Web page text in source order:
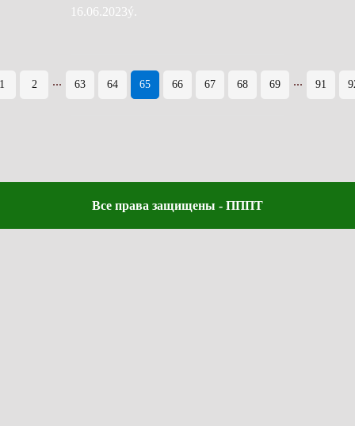
16.06.2023ý.
2 ... 63 64 65 66 67 68 69 ... 91
Все права защищены - ПППТ